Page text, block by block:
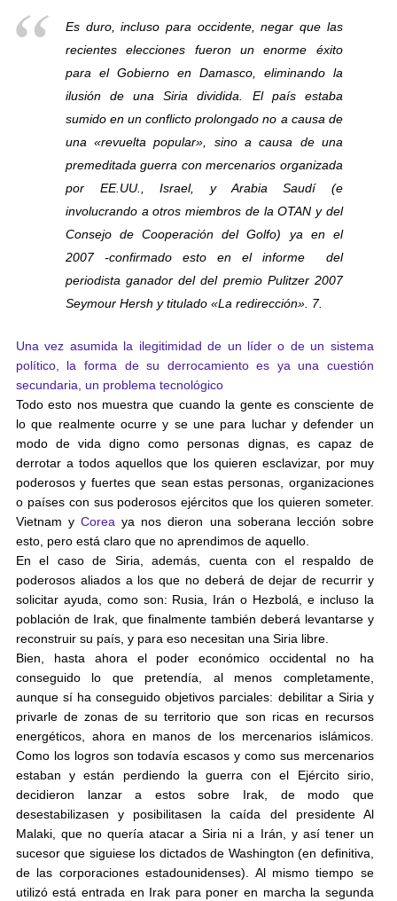
Es duro, incluso para occidente, negar que las
recientes elecciones fueron un enorme éxito
para el Gobierno en Damasco, eliminando la
ilusión de una Siria dividida. El país estaba
sumido en un conflicto prolongado no a causa de
una «revuelta popular», sino a causa de una
premeditada guerra con mercenarios organizada
por EE.UU., Israel, y Arabia Saudí (e
involucrando a otros miembros de la OTAN y del
Consejo de Cooperación del Golfo) ya en el
2007 -confirmado esto en el informe del
periodista ganador del del premio Pulitzer 2007
Seymour Hersh y titulado «La redirección». 7.
Una vez asumida la ilegitimidad de un líder o de un sistema
político, la forma de su derrocamiento es ya una cuestión
secundaria, un problema tecnológico
Todo esto nos muestra que cuando la gente es consciente de
lo que realmente ocurre y se une para luchar y defender un
modo de vida digno como personas dignas, es capaz de
derrotar a todos aquellos que los quieren esclavizar, por muy
poderosos y fuertes que sean estas personas, organizaciones
o países con sus poderosos ejércitos que los quieren someter.
Vietnam yCorea ya nos dieron una soberana lección sobre
esto, pero está claro que no aprendimos de aquello.
En el caso de Siria, además, cuenta con el respaldo de
poderosos aliados a los que no deberá de dejar de recurrir y
solicitar ayuda, como son: Rusia, Irán o Hezbolá, e incluso la
población de Irak, que finalmente también deberá levantarse y
reconstruir su país, y para eso necesitan una Siria libre.
Bien, hasta ahora el poder económico occidental no ha
conseguido lo que pretendía, al menos completamente,
aunque sí ha conseguido objetivos parciales: debilitar a Siria y
privarle de zonas de su territorio que son ricas en recursos
energéticos, ahora en manos de los mercenarios islámicos.
Como los logros son todavía escasos y como sus mercenarios
estaban y están perdiendo la guerra con el Ejército sirio,
decidieron lanzar a estos sobre Irak, de modo que
desestabilizasen y posibilitasen la caída del presidente Al
Malaki, que no quería atacar a Siria ni a Irán, y así tener un
sucesor que siguiese los dictados de Washington (en definitiva,
de las corporaciones estadounidenses). Al mismo tiempo se
utilizó está entrada en Irak para poner en marcha la segunda